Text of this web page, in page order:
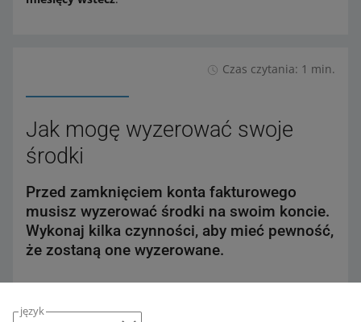
język
Czas czytania: 1 min.
Jak mogę wyzerować swoje
środki
Przed zamknięciem konta fakturowego
musisz wyzerować środki na swoim koncie.
Wykonaj kilka czynności, aby mieć pewność,
że zostaną one wyzerowane.
Zaplanuj wystawianie przedmiotów tak, aby ostatnie z
Twoich ofert kończyły się kilka dni przed zakończeniem